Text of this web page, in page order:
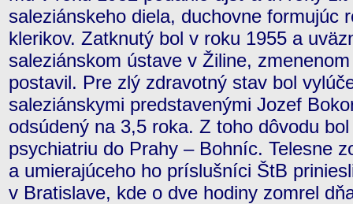
saleziánskeho diela, duchovne formujúc
klerikov. Zatknutý bol v roku 1955 a
saleziánskom ústave v Žiline,
postavil. Pre zlý zdravotný stav bol
saleziánskymi predstavenými Jozef
odsúdený na 3,5 roka. Z toho dôvodu
psychiatriu do Prahy – Bohníc. Telesne
a umierajúceho ho príslušníci ŠtB
v Bratislave, kde o dve hodiny zomrel